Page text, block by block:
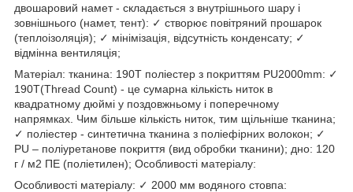
двошаровий намет - складається з внутрішнього шару і
зовнішнього (намет, тент): ✓ створює повітряний прошарок
(теплоізоляція); ✓ мінімізація, відсутність конденсату; ✓
відмінна вентиляція;
Матеріал: тканина: 190T поліестер з покриттям PU2000mm: ✓
190Т(Thread Count) - це сумарна кількість ниток в
квадратному дюймі у поздовжньому і поперечному
напрямках. Чим більше кількість ниток, тим щільніше тканина;
✓ поліестер - синтетична тканина з поліефірних волокон; ✓
PU – поліуретанове покриття (вид обробки тканини); дно: 120
г / м2 ПЕ (поліетилен); Особливості матеріалу:
Особливості матеріалу: ✓ 2000 мм водяного стовпа: